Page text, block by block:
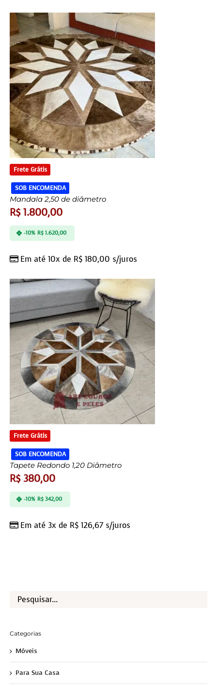
Frete Grátis
SOB ENCOMENDA
Mandala 2,50 de diâmetro
R$1.800,00
Em até 10x de R$ 180,00 s/juros
-10% R$1.620,00
Frete Grátis
SOB ENCOMENDA
Tapete Redondo 1,20 Diâmetro
R$380,00
Em até 3x de R$ 126,67 s/juros
-10% R$342,00
Categorias
Móveis
Para Sua Casa